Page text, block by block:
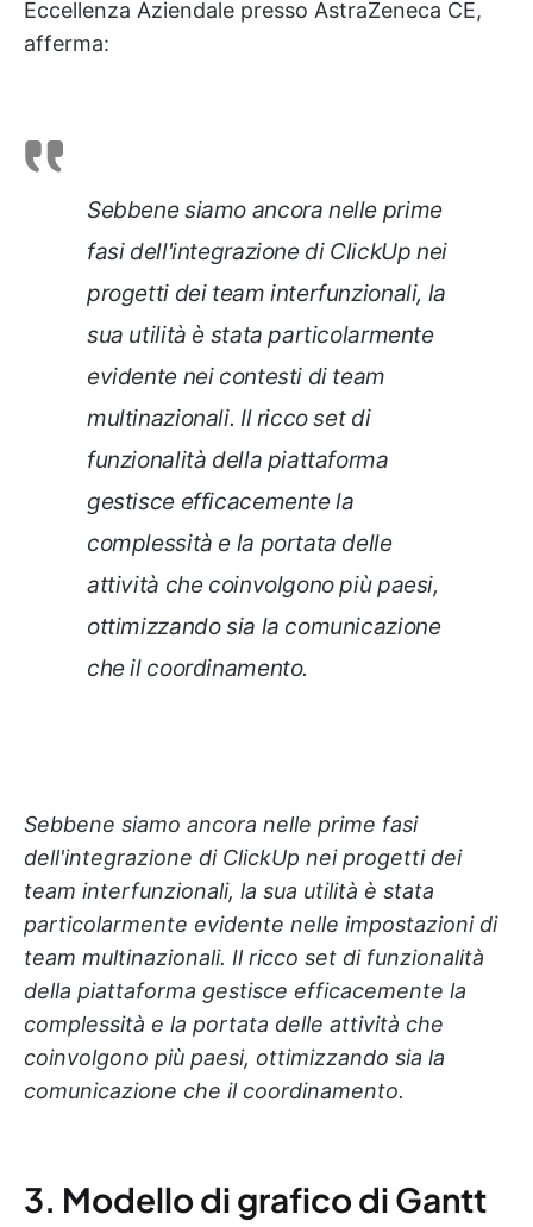
Eccellenza Aziendale presso AstraZeneca CE,
afferma:
Sebbene siamo ancora nelle prime
fasi dell'integrazione di ClickUp nei
progetti dei team interfunzionali, la
sua utilità è stata particolarmente
evidente nei contesti di team
multinazionali. Il ricco set di
funzionalità della piattaforma
gestisce efficacemente la
complessità e la portata delle
attività che coinvolgono più paesi,
ottimizzando sia la comunicazione
che il coordinamento.
Sebbene siamo ancora nelle prime fasi
dell'integrazione di ClickUp nei progetti dei
team interfunzionali, la sua utilità è stata
particolarmente evidente nelle impostazioni di
team multinazionali. Il ricco set di funzionalità
della piattaforma gestisce efficacemente la
complessità e la portata delle attività che
coinvolgono più paesi, ottimizzando sia la
comunicazione che il coordinamento.
3. Modello di grafico di Gantt